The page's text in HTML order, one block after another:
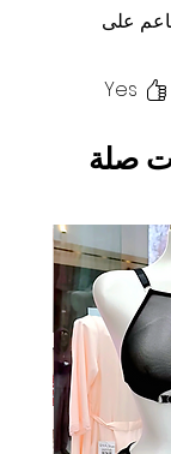
على
Yes
صلة